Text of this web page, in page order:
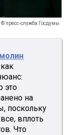
© пресс-служба Госдумы
это
на
поскольку
вплоть
Что